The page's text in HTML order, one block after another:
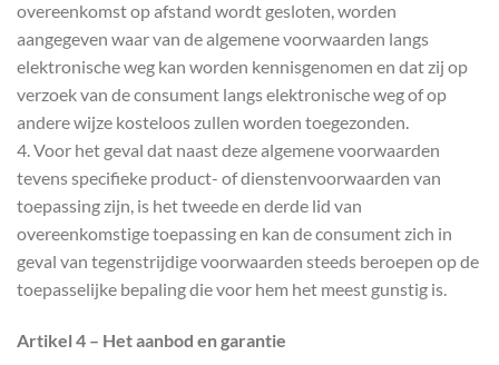
overeenkomst op afstand wordt gesloten, worden
aangegeven waar van de algemene voorwaarden langs
elektronische weg kan worden kennisgenomen en dat zij op
verzoek van de consument langs elektronische weg of op
andere wijze kosteloos zullen worden toegezonden.
4. Voor het geval dat naast deze algemene voorwaarden
tevens specifieke product- of dienstenvoorwaarden van
toepassing zijn, is het tweede en derde lid van
overeenkomstige toepassing en kan de consument zich in
geval van tegenstrijdige voorwaarden steeds beroepen op de
toepasselijke bepaling die voor hem het meest gunstig is.
Artikel 4 – Het aanbod en garantie